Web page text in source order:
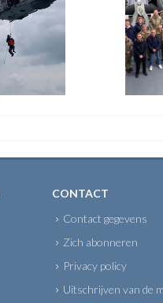
CONTACT
Contact gegevens
Zich abonneren
Privacy policy
Uitschrijven van de